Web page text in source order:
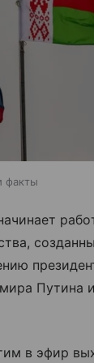
факты
Путина
в эфир